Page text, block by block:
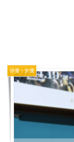
俳優・女優